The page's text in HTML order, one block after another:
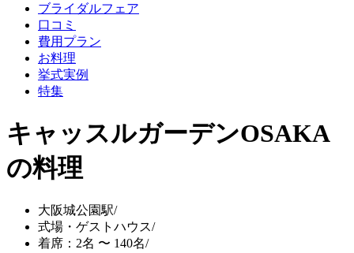
ブライダルフェア
口コミ
費用プラン
お料理
挙式実例
特集
キャッスルガーデンOSAKA
の料理
大阪城公園駅/
式場・ゲストハウス/
着席：2名 〜 140名/